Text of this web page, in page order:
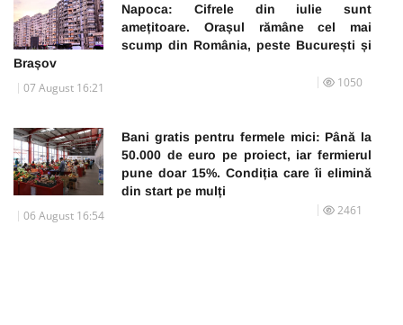
Napoca: Cifrele din iulie sunt
amețitoare. Orașul rămâne cel mai
scump din România, peste București și
Brașov
07 August 16:21 1050
Bani gratis pentru fermele mici: Până la
50.000 de euro pe proiect, iar fermierul
pune doar 15%. Condiția care îi elimină
din start pe mulți
06 August 16:54 2461